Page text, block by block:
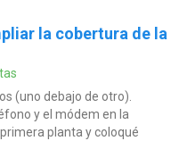
la cobertura de la
(uno debajo de otro).
y el módem en la
planta y coloqué